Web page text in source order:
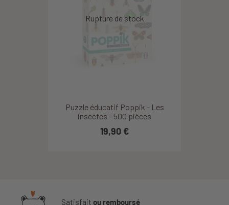
Puzzle éducatif Poppik - Les
insectes - 500 pièces
19,90 €
Satisfait ou remboursé